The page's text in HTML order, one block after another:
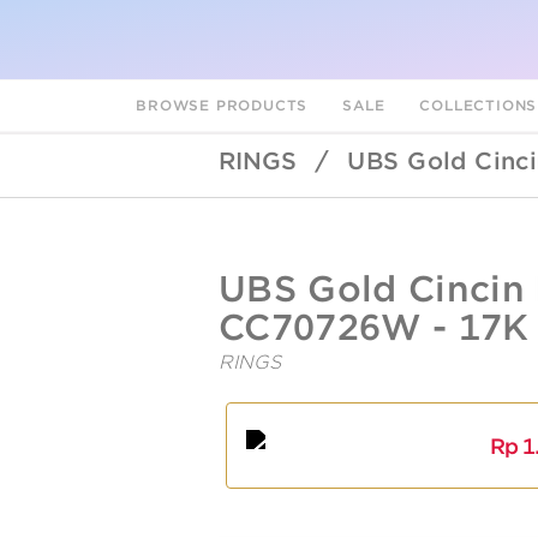
BROWSE PRODUCTS SALE COLLECTIONS
RINGS / UBS Gold
UBSLifestyle
https://ubslifestyle.com/ubs-
gold-
cincin-
emas-
brigita-
cc70726w-
UBS Gold
CC70726W - 17K
RINGS
Rp